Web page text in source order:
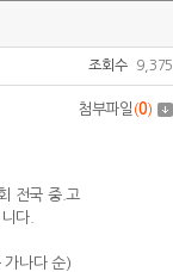
조회수 9,375
첨부파일 (0)
전국 중.고
다.
가나다 순)